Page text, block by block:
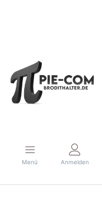
Menü Anmelden